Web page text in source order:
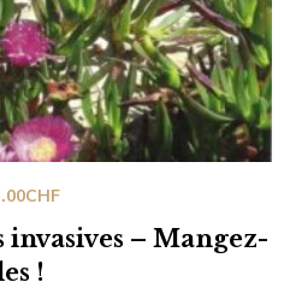
– Mangez-
!
CHF